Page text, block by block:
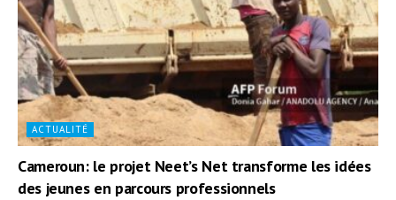
ACTUALITÉ
Cameroun: le projet Neet’s Net transforme les idées
des jeunes en parcours professionnels